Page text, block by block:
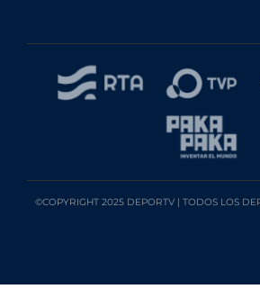
©COPYRIGHT 2025 DEPORTV | TODOS LOS